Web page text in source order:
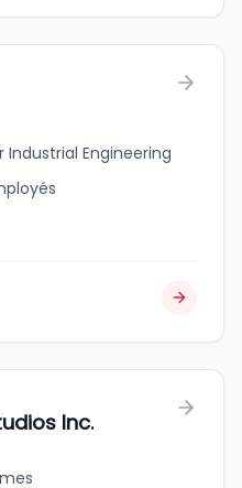
Industrial Engineering
Inc.